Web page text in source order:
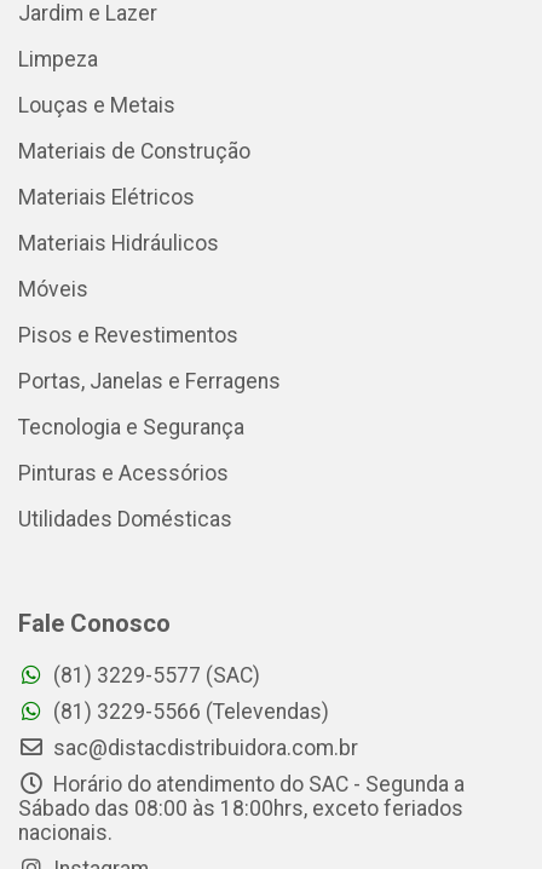
Jardim e Lazer
Limpeza
Louças e Metais
Materiais de Construção
Materiais Elétricos
Materiais Hidráulicos
Móveis
Pisos e Revestimentos
Portas, Janelas e Ferragens
Tecnologia e Segurança
Pinturas e Acessórios
Utilidades Domésticas
Fale Conosco
(81) 3229-5577 (SAC)
(81) 3229-5566 (Televendas)
sac@distacdistribuidora.com.br
Horário do atendimento do SAC - Segunda a
Sábado das 08:00 às 18:00hrs, exceto feriados
nacionais.